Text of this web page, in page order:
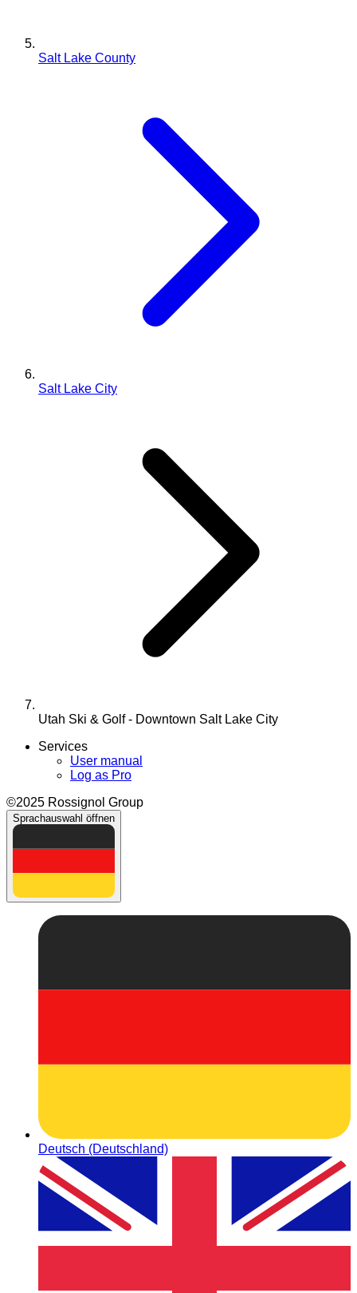
Salt Lake County
Salt Lake City
Utah Ski & Golf - Downtown Salt Lake City
Services
User manual
Log as Pro
©2025 Rossignol Group
Sprachauswahl öffnen
Deutsch (Deutschland)